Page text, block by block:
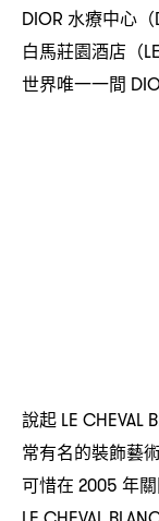
DIOR 水療中心
白馬莊園酒店 （
世界唯一一間
說起 LE CHEVAL
常有名的裝飾藝
可惜在 2005 年